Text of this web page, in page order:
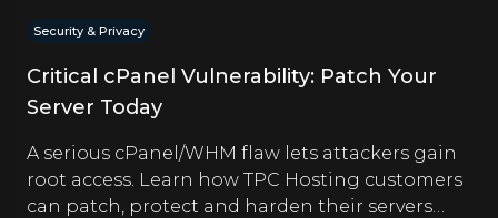
Security & Privacy
Critical cPanel Vulnerability: Patch Your
Server Today
A serious cPanel/WHM flaw lets attackers gain
root access. Learn how TPC Hosting customers
can patch, protect and harden their servers